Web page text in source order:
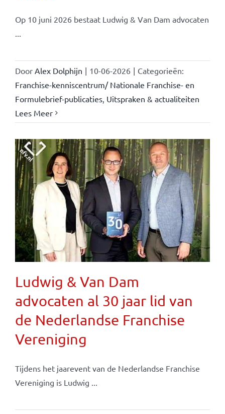
Op 10 juni 2026 bestaat Ludwig & Van Dam advocaten
Door Alex Dolphijn | 10-06-2026 | Categorieën:
Franchise-kenniscentrum/ Nationale Franchise- en
Formulebrief-publicaties, Uitspraken & actualiteiten
Lees Meer
Ludwig & Van Dam
advocaten al 30 jaar lid van
de Nederlandse Franchise
Vereniging
Tijdens het jaarevent van de Nederlandse Franchise
Vereniging is Ludwig ...